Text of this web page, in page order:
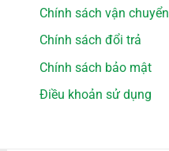
Chính sách vận chuyển
Chính sách đổi trả
Chính sách bảo mật
Điều khoản sử dụng